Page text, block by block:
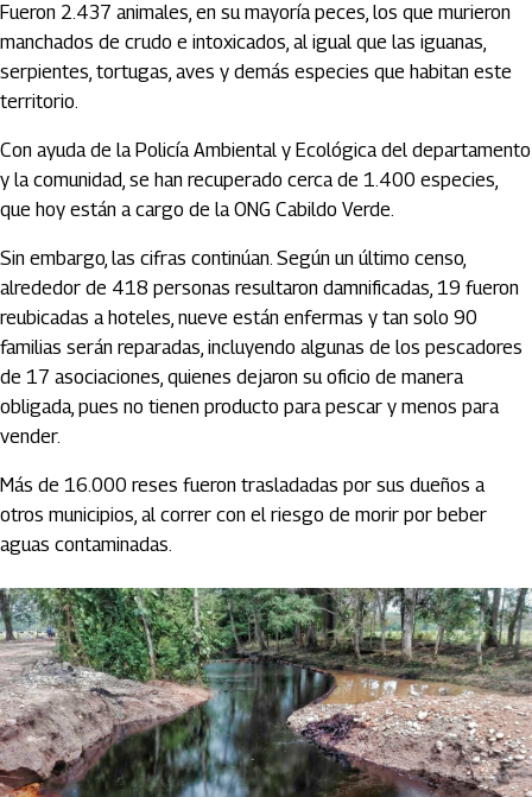
Fueron 2.437 animales, en su mayoría peces, los que murieron
manchados de crudo e intoxicados, al igual que las iguanas,
serpientes, tortugas, aves y demás especies que habitan este
territorio.
Con ayuda de la Policía Ambiental y Ecológica del departamento
y la comunidad, se han recuperado cerca de 1.400 especies,
que hoy están a cargo de la ONG Cabildo Verde.
Sin embargo, las cifras continúan. Según un último censo,
alrededor de 418 personas resultaron damnificadas, 19 fueron
reubicadas a hoteles, nueve están enfermas y tan solo 90
familias serán reparadas, incluyendo algunas de los pescadores
de 17 asociaciones, quienes dejaron su oficio de manera
obligada, pues no tienen producto para pescar y menos para
vender.
Más de 16.000 reses fueron trasladadas por sus dueños a
otros municipios, al correr con el riesgo de morir por beber
aguas contaminadas.